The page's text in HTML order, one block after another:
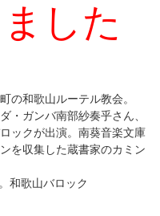
した
の和歌山ルーテル教会。
・ガンバ南部紗奏乎さん、
ックが出演。南葵音楽文庫
を収集した蔵書家のカミン
和歌山バロック